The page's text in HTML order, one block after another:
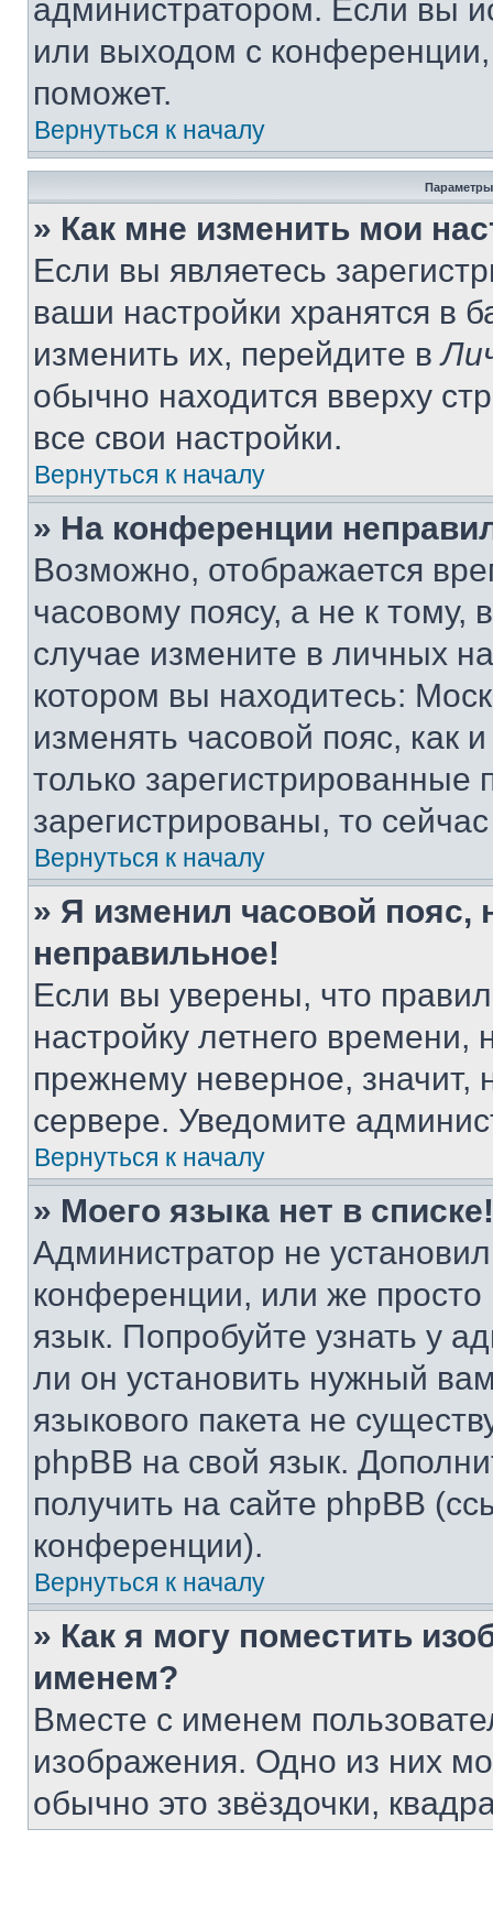
администратором. Если вы
или выходом с
поможет.
Вернуться к началу
Параметры
» Как мне изменить мои
Если вы являетесь
ваши настройки хранятся в
изменить их, перейдите в
обычно находится вверху
все свои настройки.
Вернуться к началу
» На конференции
Возможно, отображается
часовому поясу, а не к тому,
случае измените в личных
котором вы находитесь:
изменять часовой пояс, как
только
зарегистрированы, то
Вернуться к началу
» Я изменил часовой пояс,
неправильное!
Если вы уверены, что
настройку летнего
прежнему неверное, значит,
сервере. Уведомите
Вернуться к началу
» Моего языка нет в списке!
Администратор не
конференции, или же
язык. Попробуйте узнать у
ли он установить нужный
языкового пакета не
phpBB на свой язык.
получить на сайте phpBB
конференции).
Вернуться к началу
» Как я могу поместить
именем?
Вместе с именем
изображения. Одно из них
обычно это звёздочки,